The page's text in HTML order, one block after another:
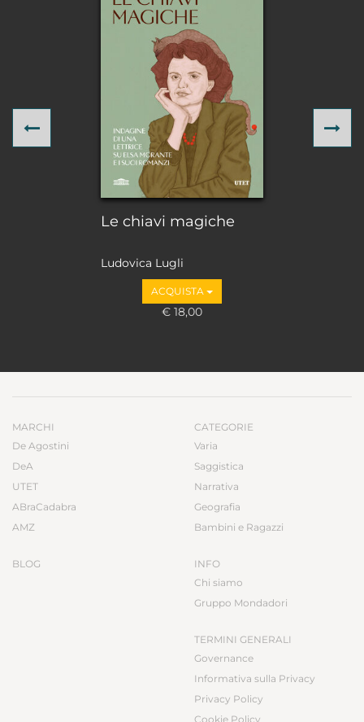
Le chiavi magiche
Ludovica Lugli
ACQUISTA
€ 18,00
Previous
MARCHI
De Agostini
DeA
UTET
ABraCadabra
AMZ
BLOG
CATEGORIE
Varia
Saggistica
Narrativa
Geografia
Bambini e Ragazzi
INFO
Chi siamo
Gruppo Mondadori
TERMINI GENERALI
Governance
Informativa sulla Privacy
Privacy Policy
Cookie Policy